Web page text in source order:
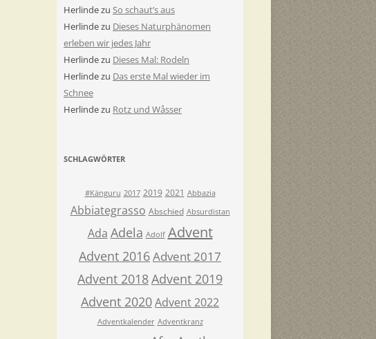
Herlindezu So schaut’s aus
Herlindezu Dieses Naturphänomen
erleben wir jedes Jahr
Herlindezu Dieses Mal: Rodeln
Herlindezu Das erste Mal wieder im
Schnee
Herlindezu Rotz und Wåsser
SCHLAGWÖRTER
#Känguru 2017 2019 2021 Abbazia
Abbiategrasso Abschied Absurdistan
Ada Adela Adolf Advent
Advent 2016Advent 2017
Advent 2018Advent 2019
Advent 2020Advent 2022
Adventkalender Adventkranz